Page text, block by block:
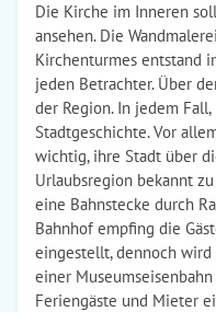
Die Kirche im Inneren
ansehen. Die
Kirchenturmes entstand
jeden Betrachter. Über
der Region. In jedem
Stadtgeschichte. Vor
wichtig, ihre Stadt über
Urlaubsregion bekannt
eine Bahnstecke durch
Bahnhof empfing die
eingestellt, dennoch
einer
Feriengäste und Mieter